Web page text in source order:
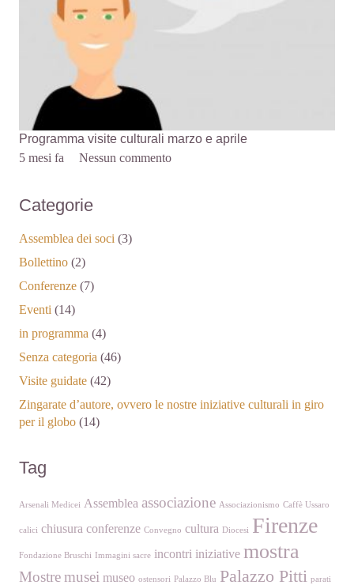
Programma visite culturali marzo e aprile
5 mesi fa
Nessun commento
Categorie
Assemblea dei soci (3)
Bollettino (2)
Conferenze (7)
Eventi (14)
in programma (4)
Senza categoria (46)
Visite guidate (42)
Zingarate d’autore, ovvero le nostre iniziative culturali in giro
per il globo (14)
Tag
Arsenali Medicei Assemblea associazione Associazionismo Caffè Ussaro
calici chiusura conferenze Convegno cultura Diocesi Firenze
Fondazione Bruschi Immagini sacre incontri iniziative mostra
Mostremusei museo ostensori Palazzo Blu Palazzo Pitti parati